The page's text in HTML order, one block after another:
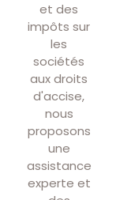
et des
impôts sur
les
sociétés
aux droits
d'accise,
nous
proposons
une
assistance
experte et